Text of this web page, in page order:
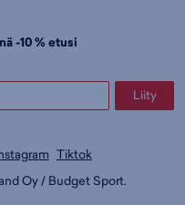
-10 % etusi
Liity
Tiktok
Oy / Budget Sport.